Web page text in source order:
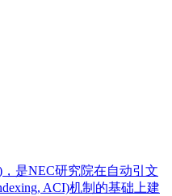
，是NEC研究院在自动引文
ACI)机制的基础上建